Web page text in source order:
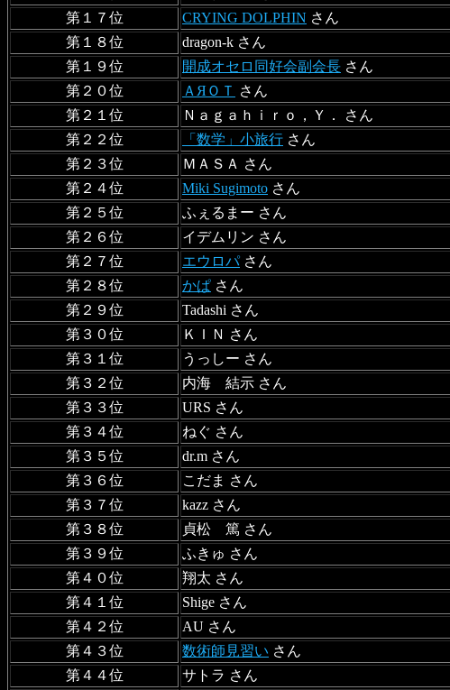
第１７位
CRYING DOLPHIN さん
第１８位
dragon-k さん
第１９位
開成オセロ同好会副会長 さん
第２０位
ＡЯＯＴ さん
第２１位
Ｎａｇａｈｉｒｏ，Ｙ． さん
第２２位
「数学」小旅行 さん
第２３位
ＭＡＳＡ さん
第２４位
Miki Sugimoto さん
第２５位
ふぇるまー さん
第２６位
イデムリン さん
第２７位
エウロパさん
第２８位
かぱ さん
第２９位
Tadashi さん
第３０位
ＫＩＮ さん
第３１位
うっしー さん
第３２位
内海 結示 さん
第３３位
URS さん
第３４位
ねぐ さん
第３５位
dr.m さん
第３６位
こだま さん
第３７位
kazz さん
第３８位
貞松 篤 さん
第３９位
ふきゅ さん
第４０位
翔太 さん
第４１位
Shige さん
第４２位
AU さん
第４３位
数術師見習い さん
第４４位
サトラ さん